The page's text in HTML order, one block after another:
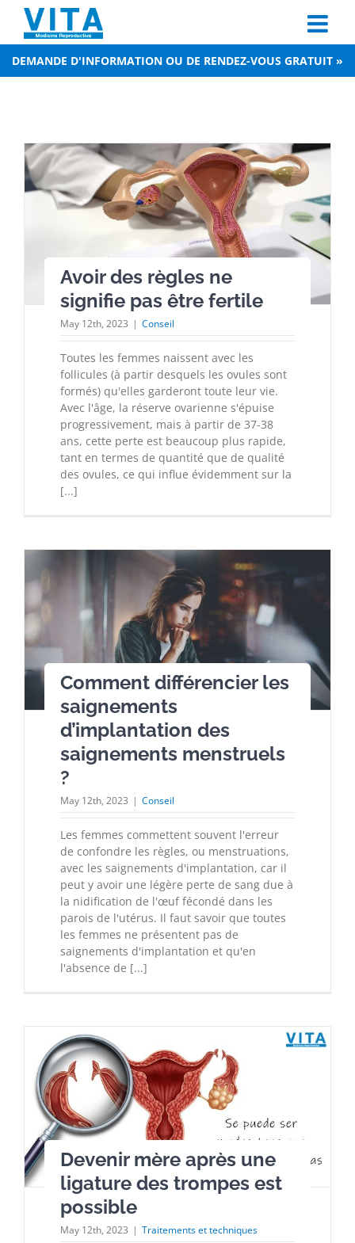
content
DEMANDE D'INFORMATION OU DE RENDEZ-VOUS GRATUIT »
Avoir des règles ne
signifie pas être fertile
May 12th, 2023 | Conseil
Toutes les femmes naissent avec les
follicules (à partir desquels les ovules sont
formés) qu'elles garderont toute leur vie.
Avec l'âge, la réserve ovarienne s'épuise
progressivement, mais à partir de 37-38
ans, cette perte est beaucoup plus rapide,
tant en termes de quantité que de qualité
des ovules, ce qui influe évidemment sur la
[...]
Comment différencier les
saignements
d’implantation des
saignements menstruels
?
May 12th, 2023 | Conseil
Les femmes commettent souvent l'erreur
de confondre les règles, ou menstruations,
avec les saignements d'implantation, car il
peut y avoir une légère perte de sang due à
la nidification de l'œuf fécondé dans les
parois de l'utérus. Il faut savoir que toutes
les femmes ne présentent pas de
saignements d'implantation et qu'en
l'absence de [...]
Devenir mère après une
ligature des trompes est
possible
May 12th, 2023 | Traitements et techniques